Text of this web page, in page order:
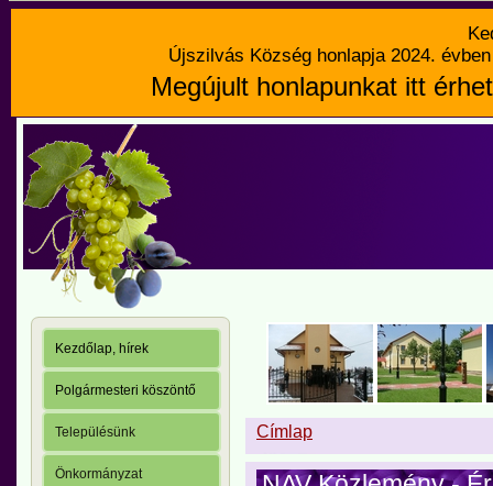
Újszilvás Község honlapja 2024.
Megújult honlapunkat itt
Kezdőlap, hírek
Polgármesteri köszöntő
Településünk
Önkormányzat
Címlap